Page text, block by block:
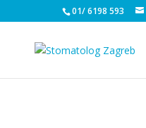
01/ 6198 593